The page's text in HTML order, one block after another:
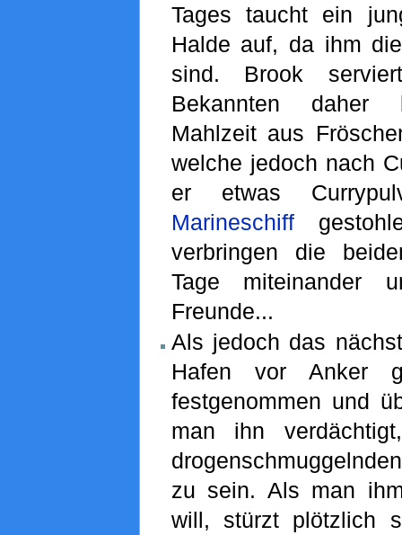
Tages taucht ein
Halde auf, da ihm
sind. Brook
Bekannten daher
Mahlzeit aus
welche jedoch nach
er etwas
Marineschiff
verbringen die
Tage miteinander
Freunde...
Als jedoch das
Hafen vor Anker
festgenommen und
man ihn
zu sein. Als man
will, stürzt plötzlich